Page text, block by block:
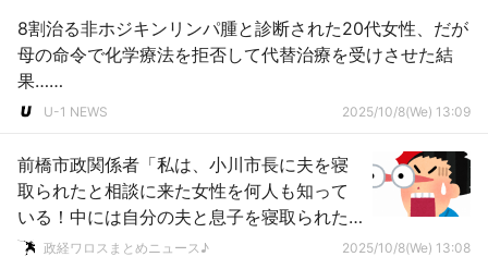
8割治る非ホジキンリンパ腫と診断された20代女性、だが
母の命令で化学療法を拒否して代替治療を受けさせた結
果……
U-1 NEWS 2025/10/8(We) 13:09
前橋市政関係者「私は、小川市長に夫を寝
取られたと相談に来た女性を何人も知って
いる！中には自分の夫と息子を寝取られた
という人までいた！」ｗｗｗｗｗｗ
政経ワロスまとめニュース♪ 2025/10/8(We) 13:08